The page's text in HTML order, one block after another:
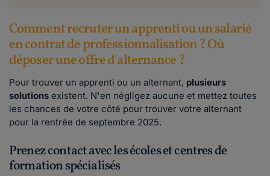
Comment recruter un apprenti ou un salarié
en contrat de professionnalisation ? Où
déposer une offre d'alternance ?
Pour trouver un apprenti ou un alternant, plusieurs
solutions existent. N'en négligez aucune et mettez toutes
les chances de votre côté pour trouver votre alternant
pour la rentrée de septembre 2025.
Prenez contact avec les écoles et centres de
formation spécialisés